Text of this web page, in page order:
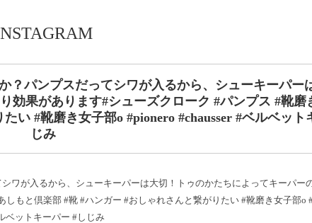
？パンプスだってシワが入るから、シューキーパー
効果があります#シューズクローク #パンプス #靴磨
い #靴磨き女子部o #pionero #chausser #ベルベット
じみ
ワが入るから、シューキーパーは大切︎！トゥのかたちによってキーパー
もと倶楽部 #靴 #ハンガー #おしゃれさんと繋がりたい #靴磨き女子部o
ベットキーパー #しじみ